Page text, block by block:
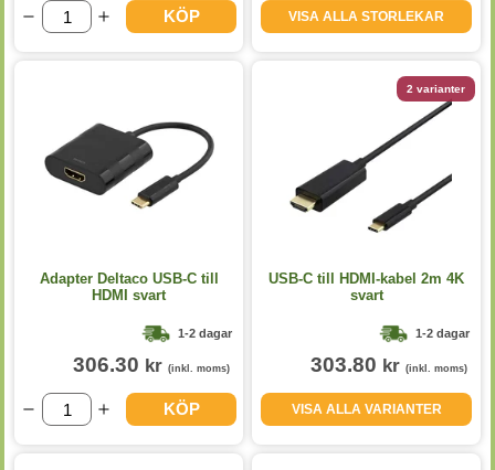
KÖP VISA ALLA STORLEKAR
Adapter Deltaco USB-C till
HDMI svart
1-2 dagar
306.30 kr (inkl. moms)
KÖP
2 varianter
USB-C till HDMI-kabel 2m 4K
svart
1-2 dagar
303.80 kr (inkl. moms)
VISA ALLA VARIANTER